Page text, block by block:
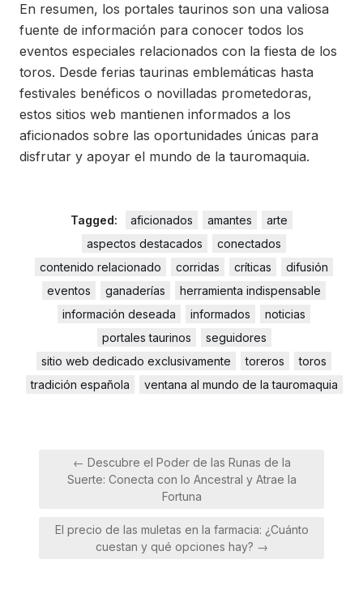
En resumen, los portales taurinos son una valiosa
fuente de información para conocer todos los
eventos especiales relacionados con la fiesta de los
toros. Desde ferias taurinas emblemáticas hasta
festivales benéficos o novilladas prometedoras,
estos sitios web mantienen informados a los
aficionados sobre las oportunidades únicas para
disfrutar y apoyar el mundo de la tauromaquia.
Tagged: aficionados amantes
arte
aspectos destacados
conectados
contenido relacionado
corridas críticas
difusión
eventos
ganaderías
herramienta indispensable
información deseada
informados
noticias
portales taurinos
seguidores
sitio web dedicado exclusivamente
toreros
toros
tradición española
ventana al mundo de la tauromaquia
Navegación
← Descubre el Poder de las Runas de la
Suerte: Conecta con lo Ancestral y Atrae la
Fortuna
El precio de las muletas en la farmacia: ¿Cuánto
cuestan y qué opciones hay? →